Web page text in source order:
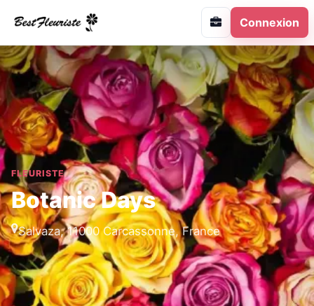
Connexion
FLEURISTE
Botanic Days
Salvaza, 11000 Carcassonne, France